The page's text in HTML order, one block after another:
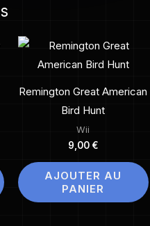
Remington Great American
Bird Hunt
Wii
9,00 €
AJOUTER AU
PANIER